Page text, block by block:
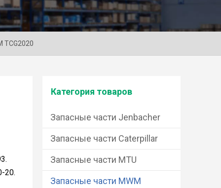
TCG2020
20.
Категория товаров
Запасные части Jenbacher
Запасные части Caterpillar
Запасные части MTU
Запасные части MWM